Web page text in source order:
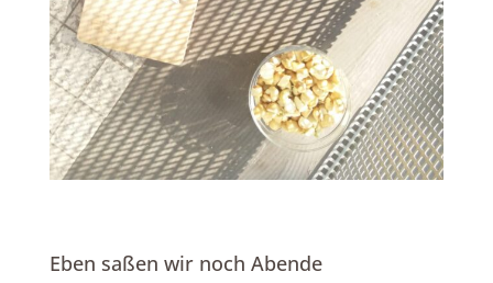
Eben saßen wir noch Abende